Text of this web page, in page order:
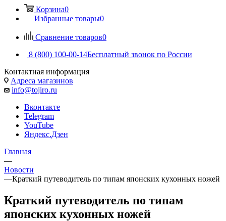
Корзина0
Избранные товары0
Сравнение товаров0
8 (800) 100-00-14Бесплатный звонок по России
Контактная информация
Адреса магазинов
info@tojiro.ru
Вконтакте
Telegram
YouTube
Яндекс.Дзен
Главная
—
Новости
—Краткий путеводитель по типам японских кухонных ножей
Краткий путеводитель по типам
японских кухонных ножей